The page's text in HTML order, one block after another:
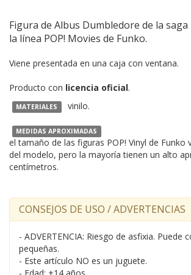
Figura de Albus Dumbledore de la
la línea POP! Movies de Funko.
Viene presentada en una caja con ventana.
Producto con licencia oficial.
MATERIALES vinilo.
MEDIDAS APROXIMADAS
el tamaño de las figuras POP! Vinyl de Funko
del modelo, pero la mayoría tienen un alto
centímetros.
CONSEJOS DE USO / ADVERTENCIAS
- ADVERTENCIA: Riesgo de asfixia. Puede
pequeñas.
- Este artículo NO es un juguete.